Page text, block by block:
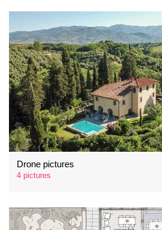
Drone pictures
4 pictures